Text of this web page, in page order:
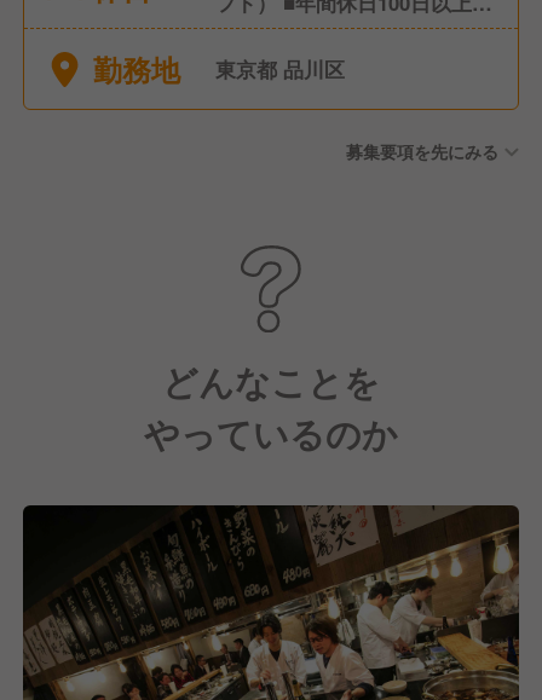
年末年始(12/31～1/4の5日間)
■産前産後休暇・育児休業（取
勤務地 東京都 品川区
募集要項を先にみる
どんなことを
やっているのか